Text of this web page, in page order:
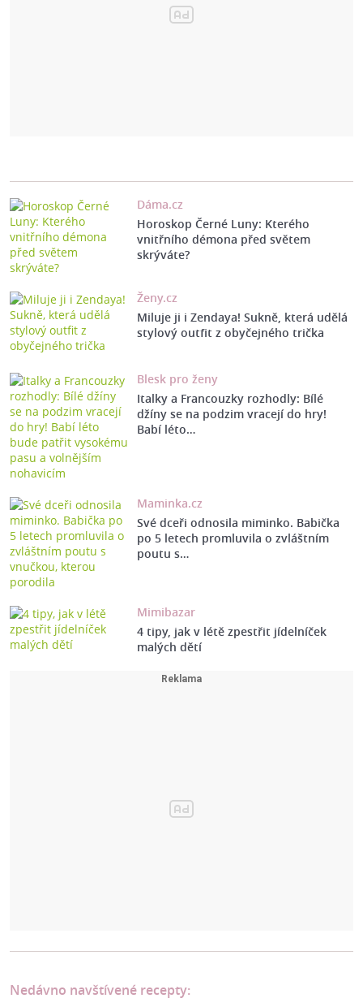
Dáma.cz
Horoskop Černé Luny: Kterého
vnitřního démona před světem
skrýváte?
Ženy.cz
Miluje ji i Zendaya! Sukně, která udělá
stylový outfit z obyčejného trička
Blesk pro ženy
Italky a Francouzky rozhodly: Bílé
džíny se na podzim vracejí do hry!
Babí léto…
Maminka.cz
Své dceři odnosila miminko. Babička
po 5 letech promluvila o zvláštním
poutu s…
Mimibazar
4 tipy, jak v létě zpestřit jídelníček
malých dětí
Nedávno navštívené recepty: